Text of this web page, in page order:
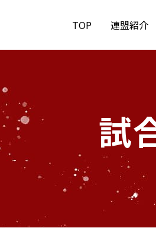
TOP 連盟紹介
試